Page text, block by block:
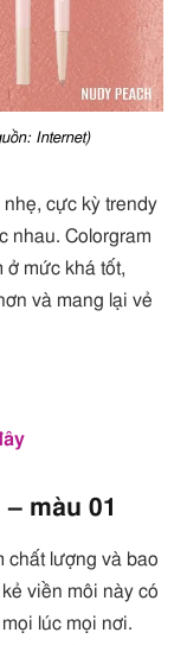
Internet)
cực kỳ trendy
nhau. Colorgram
ở mức khá tốt,
và mang lại vẻ
màu 01
chất lượng và bao
viền môi này có
lúc mọi nơi.